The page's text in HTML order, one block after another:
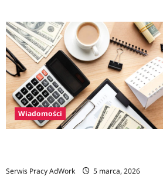
zawody
w
Polsce:
Kim
był
folusznik
i
dlaczego
jego
praca
była
warta
fortunę?
Wiadomości
Serwis Pracy AdWork
5 marca, 2026